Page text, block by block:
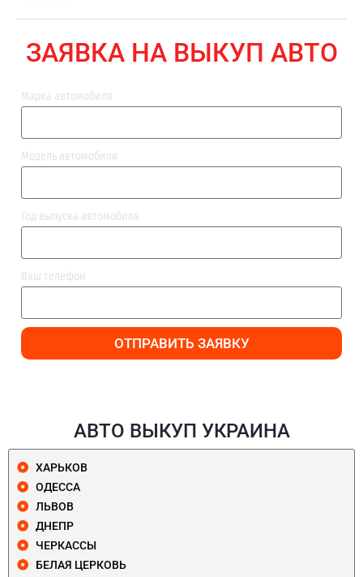
ЗАЯВКА НА ВЫКУП АВТО
Марка автомобиля
Модель автомобиля
Год выпуска автомобиля
Ваш телефон
ОТПРАВИТЬ ЗАЯВКУ
АВТО ВЫКУП УКРАИНА
ХАРЬКОВ
ОДЕССА
ЛЬВОВ
ДНЕПР
ЧЕРКАССЫ
БЕЛАЯ ЦЕРКОВЬ